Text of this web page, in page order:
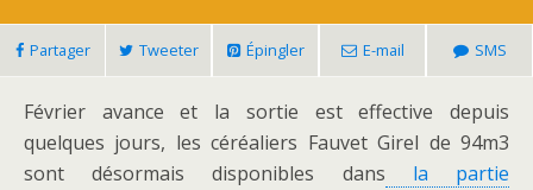
Partager Tweeter Épingler E-mail SMS
Février avance et la sortie est effective depuis
quelques jours, les céréaliers Fauvet Girel de 94m3
sont désormais disponibles dans la partie